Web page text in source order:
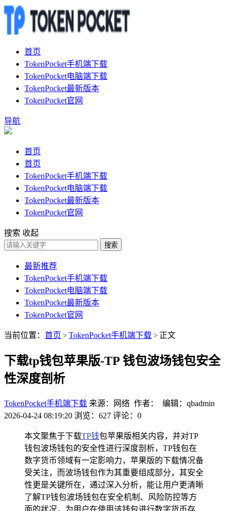
首页
TokenPocket手机端下载
TokenPocket电脑端下载
TokenPocket最新版本
TokenPocket官网
导航
首页
首页
TokenPocket手机端下载
TokenPocket电脑端下载
TokenPocket最新版本
TokenPocket官网
搜索 收起
搜索
最新推荐
TokenPocket手机端下载
TokenPocket电脑端下载
TokenPocket最新版本
TokenPocket官网
当前位置： 首页 > TokenPocket手机端下载 > 正文
下载tp钱包苹果版-TP 钱包波场钱包安全
性深度剖析
TokenPocket手机端下载 来源：网络 作者： 编辑：qbadmin
2026-04-24 08:19:20 浏览：627 评论：0
本文聚焦于下载TP钱包苹果版相关内容，并对TP
钱包波场钱包的安全性进行深度剖析，TP钱包在
数字货币领域有一定影响力，苹果版的下载情况备
受关注，而波场钱包作为其重要组成部分，其安全
性更是关键所在，通过深入分析，能让用户更清晰
了解TP钱包波场钱包在安全机制、风险防控等方
面的状况，为用户在使用该钱包进行数字货币存